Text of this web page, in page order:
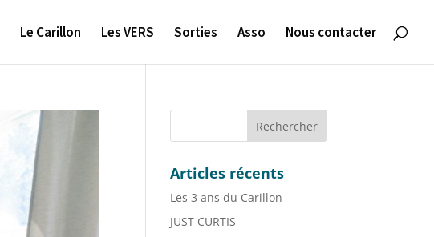
Le Carillon Les VERS Sorties Asso Nous contacter
Articles récents
Les 3 ans du Carillon
JUST CURTIS